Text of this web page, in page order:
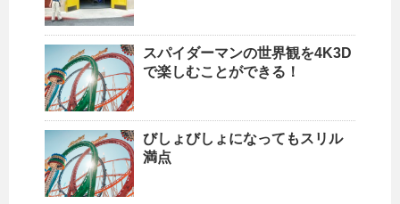
スパイダーマンの世界観を4K3D
で楽しむことができる！
びしょびしょになってもスリル
満点